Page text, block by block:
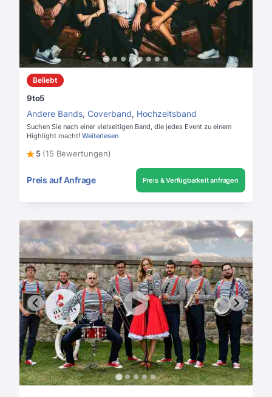
Beliebt
9to5
Andere Bands, Coverband, Hochzeitsband
Suchen Sie nach einer vielseitigen Band, die jedes Event zu einem
Highlight macht! Weiterlesen
5 (15 Bewertungen)
Preis auf Anfrage Preis & Verfügbarkeit anfragen